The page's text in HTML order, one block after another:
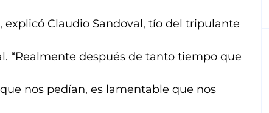
explicó Claudio Sandoval, tío del tripulante
“Realmente después de tanto tiempo que
nos pedían, es lamentable que nos